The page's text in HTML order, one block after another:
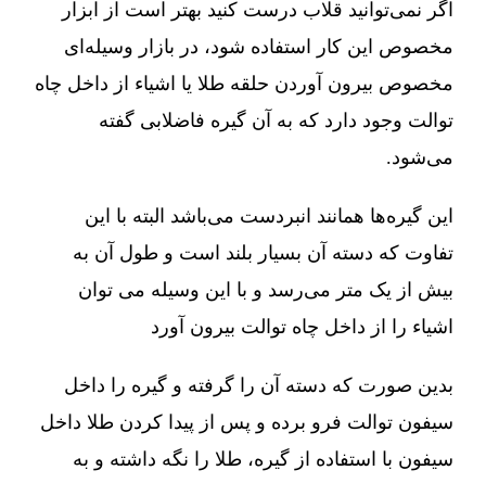
اگر نمی‌توانید قلاب درست کنید بهتر است از ابزار
مخصوص این کار استفاده شود، در بازار وسیله‌ای
مخصوص بیرون آوردن حلقه طلا یا اشیاء از داخل چاه
توالت وجود دارد که به آن گیره فاضلابی گفته
می‌شود.
این گیره‌ها همانند انبردست می‌باشد البته با این
تفاوت که دسته آن بسیار بلند است و طول آن به
بیش از یک متر می‌رسد و با این وسیله می توان
اشیاء را از داخل چاه توالت بیرون آورد
بدین صورت که دسته آن را گرفته و گیره را داخل
سیفون توالت فرو برده و پس از پیدا کردن طلا داخل
سیفون با استفاده از گیره، طلا را نگه داشته و به